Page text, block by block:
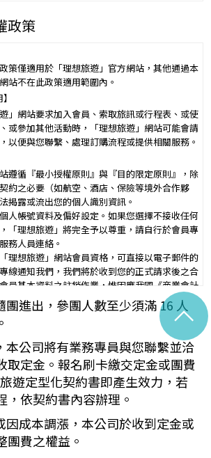
項，依下列約定辦理。
）
，係指到中華民國疆域以外其他國家或地區旅
用本旅遊契約之約定。
序）
之權利義務，依本契約條款之約定定之；本契約
華民國有關法令之規定。
旅遊行程及廣告責任）
、城市或觀光地點）：________
地點、回程之終止地點、日期、交通工具、住
遊覽、安排購物行程及其所附隨之服務說
、廣告、宣傳文件、行程表或說明會之說明內容
一部分。乙方應確保廣告內容之真實，對甲方所
告之內容。
登之廣告、宣傳文件、行程表或說明會之說明內
記載之內容與刊登廣告、宣傳文件、行程表或說
者，以最有利於甲方之內容為準。
）
_____月_____日_____時_____分於
出發。甲方未準時到約定地點集合致未能出
旅遊者，視為甲方任意解除契約，乙方得依第十
害賠償請求權。
款方式）
外，甲方應依下列約定繳付：
甲方應以_______(現金、信用卡、轉帳、支票
政策
策僅適用於「理想旅遊」官方網站，其他通過本
站不在此政策適用範圍內。
」網站要求加入會員、索取旅訊或行程表、或使
或參加其他活動時，「理想旅遊」網站可能會請
以便與您聯繫、處理訂購流程或提供相關服務。
遵循『最小授權原則』與『目的限定原則』，除
約之必要（如航空、酒店、保險等境外合作夥
揭露或流出您的個人識別資訊。
人帳號資料及偏好設定。如果您選擇不接收任何
「理想旅遊」將完全予以尊重，請自行於會員專
務人員連絡。
理想旅遊」網站會員資格，可直接以電子郵件的
線通知我們，我們將於收到您的正式請求後之合
員基本資料之註銷作業，惟因應我國《商業會計
法》之法定保存年限要求，相關交易憑證與帳務
期限屆滿後自動進行安全銷毀，不在此限。自終
站會員身份之日起（以本站系統發出之確認電子
即刻喪失所有本服務所提供之尊榮優惠及權益。
】
務，本資訊網會使用 Cookies 技術來儲存並在
者的資料。本網站使用 Cookies 大多僅基於輔
您偏好的特定種類資料，或儲存相關密碼以方便
站時不必每次再輸入密碼…等。
服器用來和使用者瀏覽器進行溝通的一種技術，
電腦中儲存某些資訊，大部分 Cookies 的有效
團進出，參團人數至少須滿 16 人
本公司將有業務專員與您聯繫並洽
取定金。報名刷卡繳交定金或團費
遊定型化契約書即產生效力，若
，依契約書內容辦理。
因成本調漲，本公司於收到定金或
團費之權益。
^